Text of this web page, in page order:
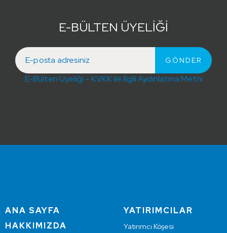
E-BÜLTEN ÜYELİĞİ
E-Bülten Üyeliği – KVKK ile İlgili Aydınlatma Metni
ANA SAYFA
HAKKIMIZDA
YATIRIMCILAR
Yatırımcı Köşesi